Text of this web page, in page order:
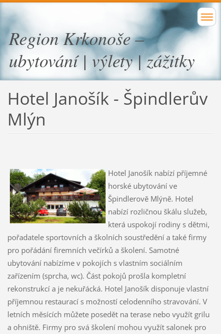
Region Krkonoše –
ubytování | výlety | zážitky
Hotel Janošík - Špindlerův
Mlýn
Hotel Janošík nabízí příjemné
horské ubytování ve
Špindlerově Mlýně. Hotel
nabízí rozličnou škálu služeb,
která uspokojí rodiny s dětmi,
pořadatele sportovních a školních soustředění a také firmy
pro pořádání firemních večírků a školení. Samotné
ubytování nabízíme v pokojích s vlastním sociálním
zařízením (sprcha, wc). Část pokojů prošla kompletní
rekonstrukcí a je nekuřácká. Hotel Janošík disponuje vlastní
příjemnou restaurací s možností celodenního stravování. V
letních měsících můžete posedět na terase nebo využít grilu
a ohniště. Firmy pro svá školení mohou využít salonek pro